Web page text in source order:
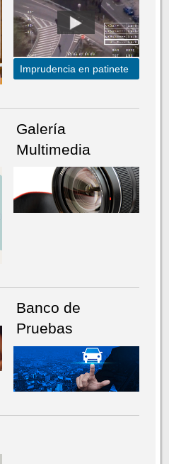
Imprudencia en patinete
Galería
Multimedia
Banco de
Pruebas